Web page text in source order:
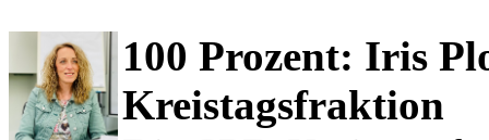
100 Prozent: Iris
Kreistagsfraktion